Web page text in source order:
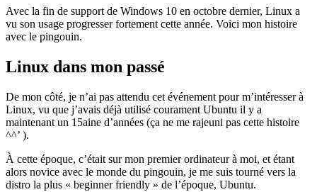
Avec la fin de support de Windows 10 en octobre dernier, Linux a
vu son usage progresser fortement cette année. Voici mon histoire
avec le pingouin.
Linux dans mon passé
De mon côté, je n’ai pas attendu cet événement pour m’intéresser à
Linux, vu que j’avais déjà utilisé courament Ubuntu il y a
maintenant un 15aine d’années (ça ne me rajeuni pas cette histoire
^^’ ).
À cette époque, c’était sur mon premier ordinateur à moi, et étant
alors novice avec le monde du pingouin, je me suis tourné vers la
distro la plus « beginner friendly » de l’époque, Ubuntu.